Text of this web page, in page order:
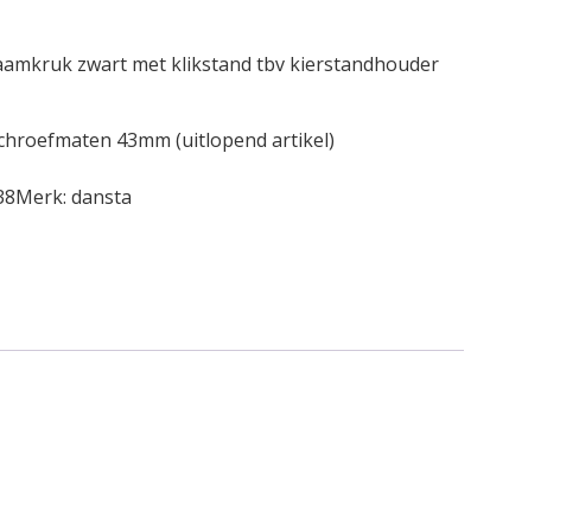
zwart met klikstand tbv kierstandhouder
43mm (uitlopend artikel)
Merk: dansta